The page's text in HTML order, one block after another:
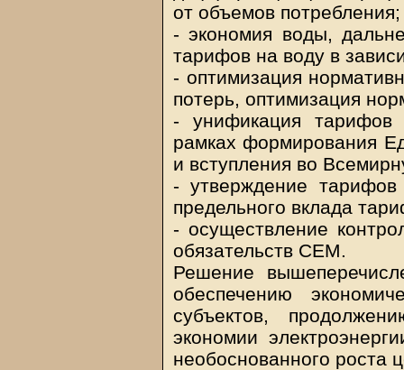
от объемов потребления;
- экономия воды,
тарифов на воду в
- оптимизация
потерь, оптимизация
- унификация тарифов
рамках формирования
и вступления во
- утверждение
предельного вклада
- осуществление
обязательств СЕМ.
Решение
обеспечению
субъектов,
экономии
необоснованного роста